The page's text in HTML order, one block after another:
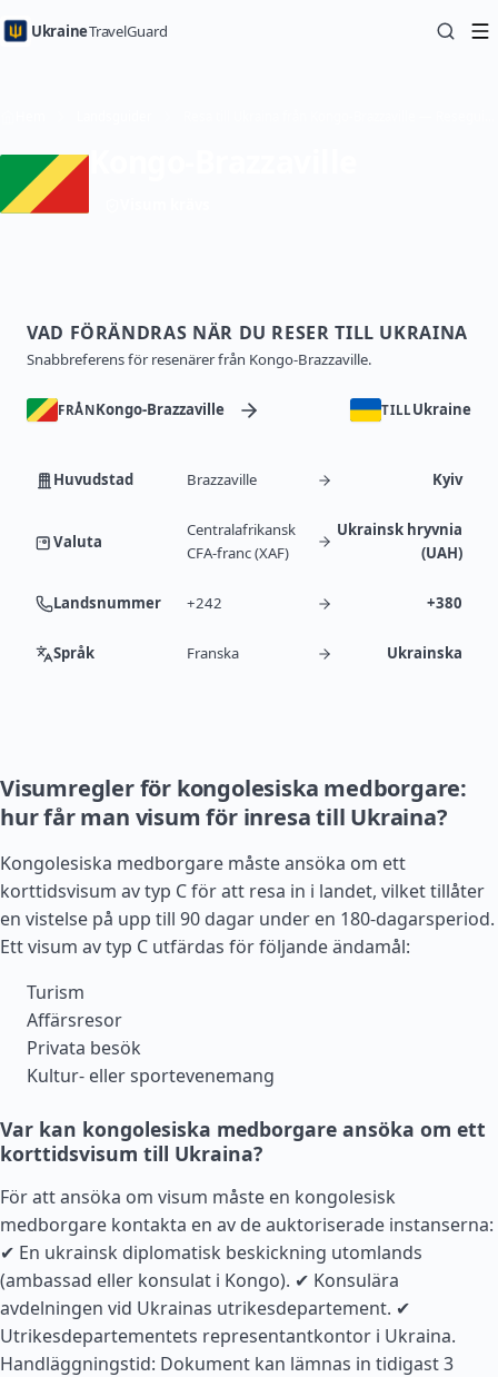
UkraineTravelGuard
VAD FÖRÄNDRAS NÄR DU RESER TILL UKRAINA
Snabbreferens för resenärer från Kongo-Brazzaville.
FRÅNKongo-Brazzaville TILL Ukraine
Huvudstad Brazzaville Kyiv
Valuta
Centralafrikansk
CFA-franc (XAF)
Ukrainsk hryvnia
(UAH)
Landsnummer +242 +380
Språk Franska Ukrainska
Visumregler för kongolesiska medborgare:
hur får man visum för inresa till Ukraina?
Kongolesiska medborgare måste ansöka om ett
korttidsvisum av typ C för att resa in i landet, vilket tillåter
en vistelse på upp till 90 dagar under en 180-dagarsperiod.
Ett visum av typ C utfärdas för följande ändamål:
Turism
Affärsresor
Privata besök
Kultur- eller sportevenemang
Var kan kongolesiska medborgare ansöka om ett
korttidsvisum till Ukraina?
För att ansöka om visum måste en kongolesisk
medborgare kontakta en av de auktoriserade instanserna:
✔ En ukrainsk diplomatisk beskickning utomlands
(ambassad eller konsulat i Kongo). ✔ Konsulära
avdelningen vid Ukrainas utrikesdepartement. ✔
Utrikesdepartementets representantkontor i Ukraina.
Handläggningstid: Dokument kan lämnas in tidigast 3